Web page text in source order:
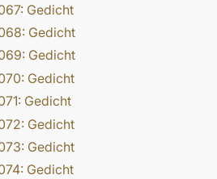
Gedicht
Gedicht
Gedicht
Gedicht
Gedicht
Gedicht
Gedicht
Gedicht